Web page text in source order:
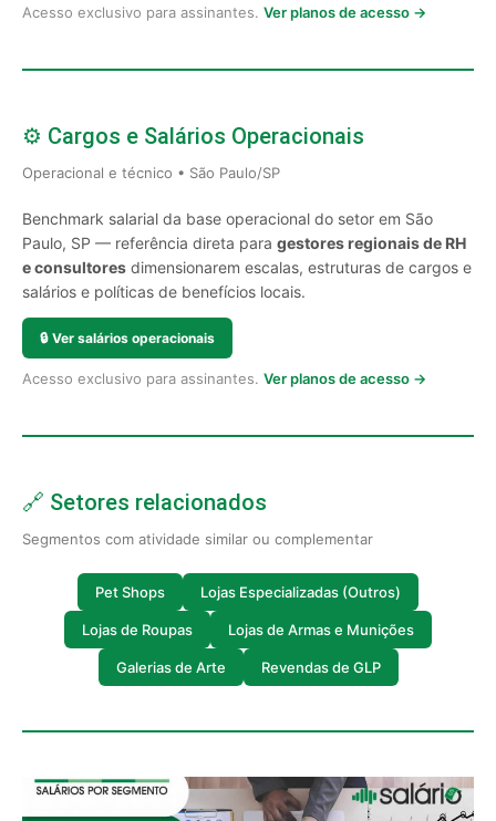
Acesso exclusivo para assinantes. Ver planos de acesso →
⚙️ Cargos e Salários Operacionais
Operacional e técnico • São Paulo/SP
Benchmark salarial da base operacional do setor em São
Paulo, SP — referência direta para gestores regionais de RH
e consultores dimensionarem escalas, estruturas de cargos e
salários e políticas de benefícios locais.
🔒 Ver salários operacionais
Acesso exclusivo para assinantes. Ver planos de acesso →
🔗 Setores relacionados
Segmentos com atividade similar ou complementar
Pet Shops Lojas Especializadas (Outros)
Lojas de Roupas Lojas de Armas e Munições
Galerias de Arte Revendas de GLP